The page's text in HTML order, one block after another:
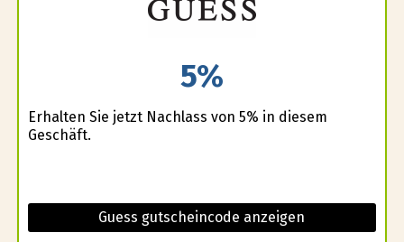
5%
Erhalten Sie jetzt Nachlass von 5% in diesem
Geschäft.
Guess gutscheincode anzeigen